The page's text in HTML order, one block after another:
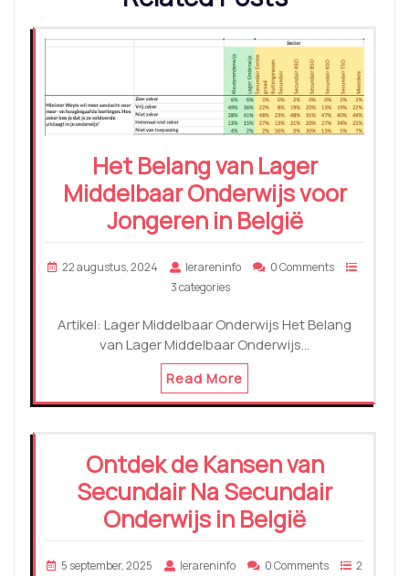
Het Belang van Lager
Middelbaar Onderwijs voor
Jongeren in België
22 augustus, 2024 lerareninfo
0 Comments
3 categories
Artikel: Lager Middelbaar Onderwijs Het Belang
van Lager Middelbaar Onderwijs…
Read More
Ontdek de Kansen van
Secundair Na Secundair
Onderwijs in België
5 september, 2025 lerareninfo 0 Comments
2